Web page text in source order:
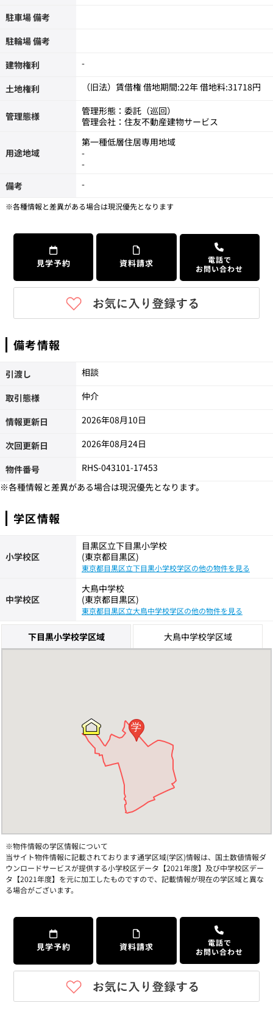
駐車場 備考
駐輪場 備考
建物権利
-
土地権利 （旧法）賃借権 借地期間:22年 借地料:31718円
管理態様
管理形態：委託（巡回）
管理会社：住友不動産建物サービス
用途地域
第一種低層住居専用地域
-
-
備考
-
※各種情報と差異がある場合は現況優先となります
見学予約 資料請求
電話で
お問い合わせ
備考情報
引渡し 相談
取引態様 仲介
情報更新日 2026年08月10日
次回更新日 2026年08月24日
物件番号
RHS-043101-17453
※各種情報と差異がある場合は現況優先となります。
学区情報
小学校区
目黒区立下目黒小学校
(東京都目黒区)
東京都目黒区立下目黒小学校学区の他の物件を見る
中学校区
大鳥中学校
(東京都目黒区)
東京都目黒区立大鳥中学校学区の他の物件を見る
下目黒小学校学区域 大鳥中学校学区域
学
※物件情報の学区情報について
当サイト物件情報に記載されております通学区域(学区)情報は、国土数値情報ダ
ウンロードサービスが提供する小学校区データ【2021年度】及び中学校区デー
タ【2021年度】を元に加工したものですので、記載情報が現在の学区域と異な
る場合がございます。
見学予約 資料請求
電話で
お問い合わせ